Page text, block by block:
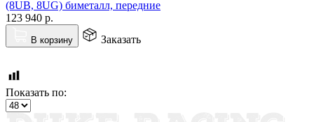
(8UB, 8UG) биметалл, передние
123 940 р.
В корзину Заказать
Показать по: